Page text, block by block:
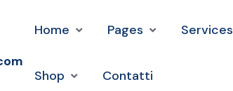
Home Pages Services
Shop Contatti